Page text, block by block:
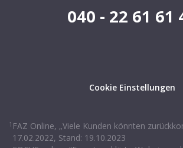
040 - 22 61 61
Cookie Einstellungen
1 FAZ Online, „Viele Kunden könnten
17.02.2022, Stand: 19.10.2023